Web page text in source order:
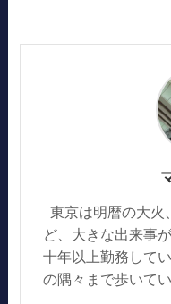
東京は明暦の大火
ど、大きな出来事
十年以上勤務して
の隅々まで歩いて